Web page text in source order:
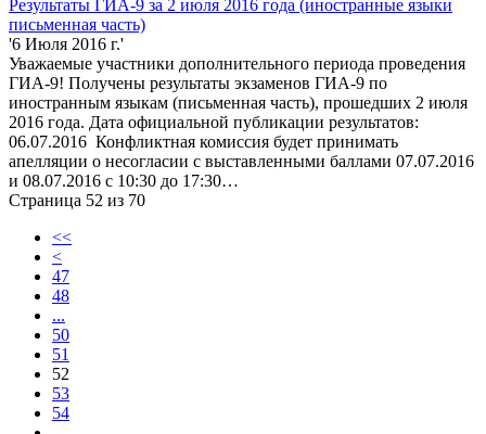
Результаты ГИА-9 за 2 июля 2016 года (иностранные языки
письменная часть)
'6 Июля 2016 г.'
Уважаемые участники дополнительного периода проведения
ГИА-9! Получены результаты экзаменов ГИА-9 по
иностранным языкам (письменная часть), прошедших 2 июля
2016 года. Дата официальной публикации результатов:
06.07.2016 Конфликтная комиссия будет принимать
апелляции о несогласии с выставленными баллами 07.07.2016
и 08.07.2016 с 10:30 до 17:30…
Страница 52 из 70
<<
<
47
48
...
50
51
52
53
54